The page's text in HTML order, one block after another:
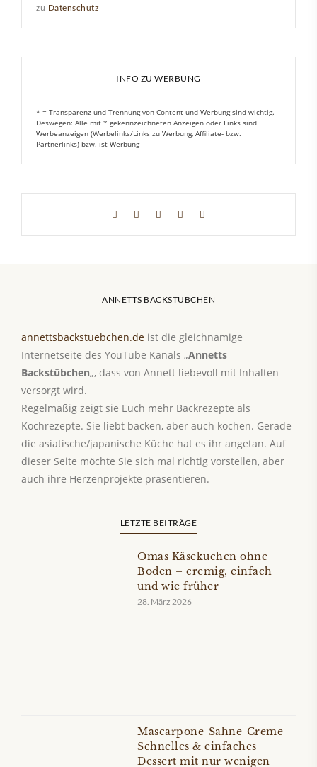
zu Datenschutz
INFO ZU WERBUNG
* = Transparenz und Trennung von Content und Werbung sind wichtig.
Deswegen: Alle mit * gekennzeichneten Anzeigen oder Links sind
Werbeanzeigen (Werbelinks/Links zu Werbung, Affiliate- bzw.
Partnerlinks) bzw. ist Werbung
ANNETTS BACKSTÜBCHEN
annettsbackstuebchen.de ist die gleichnamige
Internetseite des YouTube Kanals „Annetts
Backstübchen„, dass von Annett liebevoll mit Inhalten
versorgt wird.
Regelmäßig zeigt sie Euch mehr Backrezepte als
Kochrezepte. Sie liebt backen, aber auch kochen. Gerade
die asiatische/japanische Küche hat es ihr angetan. Auf
dieser Seite möchte Sie sich mal richtig vorstellen, aber
auch ihre Herzenprojekte präsentieren.
LETZTE BEITRÄGE
Omas Käsekuchen ohne
Boden – cremig, einfach
und wie früher
28. März 2026
Mascarpone-Sahne-Creme –
Schnelles & einfaches
Dessert mit nur wenigen